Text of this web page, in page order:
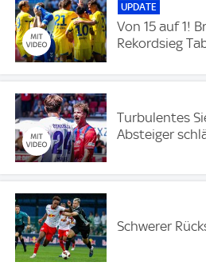
UPDATE
Von 15 auf 1!
Rekordsieg
Turbulentes
Absteiger
Schwerer